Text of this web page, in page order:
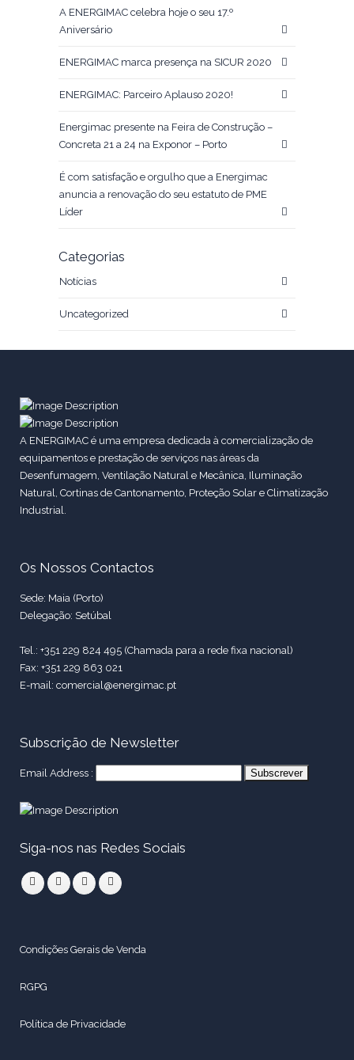
A ENERGIMAC celebra hoje o seu 17.º
Aniversário
ENERGIMAC marca presença na SICUR 2020
ENERGIMAC: Parceiro Aplauso 2020!
Energimac presente na Feira de Construção –
Concreta 21 a 24 na Exponor – Porto
É com satisfação e orgulho que a Energimac
anuncia a renovação do seu estatuto de PME
Líder
Categorias
Notícias
Uncategorized
A ENERGIMAC é uma empresa dedicada à comercialização de
equipamentos e prestação de serviços nas áreas da
Desenfumagem, Ventilação Natural e Mecânica, Iluminação
Natural, Cortinas de Cantonamento, Proteção Solar e Climatização
Industrial.
Os Nossos Contactos
Sede: Maia (Porto)
Delegação: Setúbal
Tel.: +351 229 824 495 (Chamada para a rede fixa nacional)
Fax: +351 229 863 021
E-mail: comercial@energimac.pt
Subscrição de Newsletter
Email Address :
Siga-nos nas Redes Sociais
Condições Gerais de Venda
RGPG
Política de Privacidade